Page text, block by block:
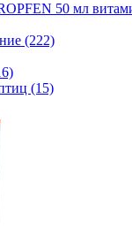
50 мл
(222)
(15)